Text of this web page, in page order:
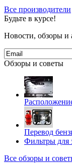
Все производители
Будьте в курсе!
Новости, обзоры и
Обзоры и советы
Перевод
Фильтры для
Все обзоры и